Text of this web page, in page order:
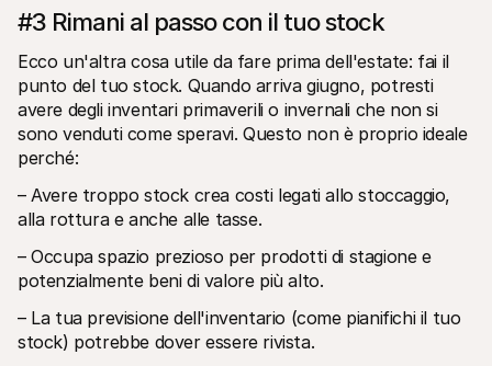
#3 Rimani al passo con il tuo stock
Ecco un'altra cosa utile da fare prima dell'estate: fai il
punto del tuo stock. Quando arriva giugno, potresti
avere degli inventari primaverili o invernali che non si
sono venduti come speravi. Questo non è proprio ideale
perché:
– Avere troppo stock crea costi legati allo stoccaggio,
alla rottura e anche alle tasse.
– Occupa spazio prezioso per prodotti di stagione e
potenzialmente beni di valore più alto.
– La tua previsione dell'inventario (come pianifichi il tuo
stock) potrebbe dover essere rivista.